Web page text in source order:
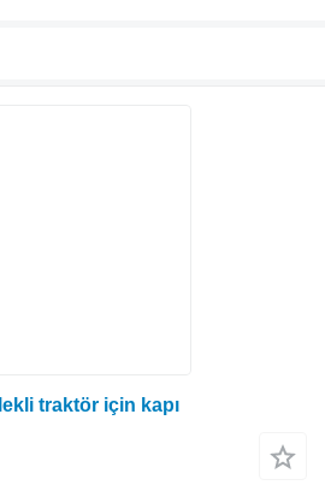
traktör için kapı